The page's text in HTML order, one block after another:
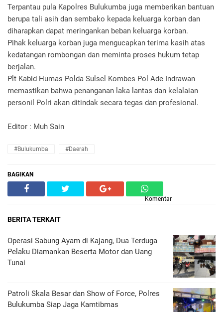
Terpantau pula Kapolres Bulukumba juga memberikan bantuan
berupa tali asih dan sembako kepada keluarga korban dan
diharapkan dapat meringankan beban keluarga korban.
Pihak keluarga korban juga mengucapkan terima kasih atas
kedatangan rombongan dan meminta proses hukum tetap
berjalan.
Plt Kabid Humas Polda Sulsel Kombes Pol Ade Indrawan
memastikan bahwa penanganan laka lantas dan kelalaian
personil Polri akan ditindak secara tegas dan profesional.
Editor : Muh Sain
#Bulukumba #Daerah
BAGIKAN
Komentar
BERITA TERKAIT
Operasi Sabung Ayam di Kajang, Dua Terduga
Pelaku Diamankan Beserta Motor dan Uang
Tunai
Patroli Skala Besar dan Show of Force, Polres
Bulukumba Siap Jaga Kamtibmas